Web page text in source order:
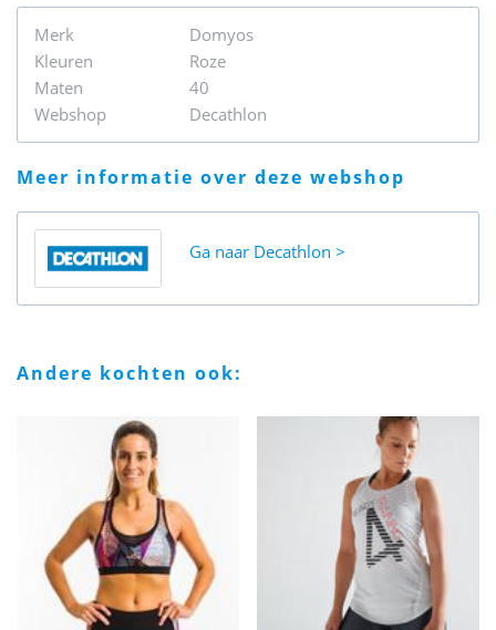
Merk
Domyos
Kleuren
Roze
Maten
40
Webshop
Decathlon
meer informatie over deze webshop
Ga naar Decathlon
andere kochten ook: